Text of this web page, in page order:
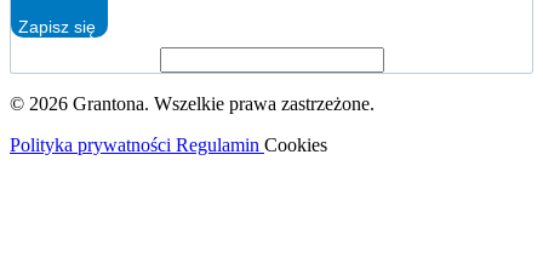
Zapisz się
© 2026 Grantona. Wszelkie prawa zastrzeżone.
Polityka prywatności Regulamin Cookies